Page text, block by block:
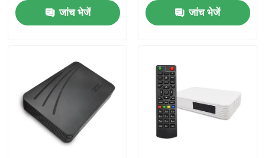
वीआर दिखाएँ
हमारे बारे में
जांच भेजें
जांच भेजें